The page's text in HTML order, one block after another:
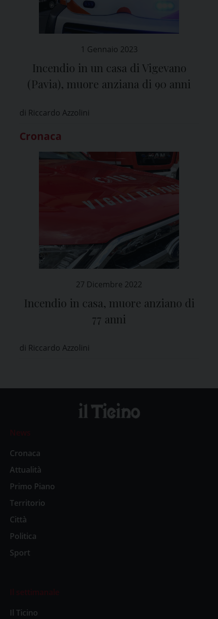
1 Gennaio 2023
Incendio in un casa di Vigevano
(Pavia), muore anziana di 90 anni
di Riccardo Azzolini
Cronaca
27 Dicembre 2022
Incendio in casa, muore anziano di
77 anni
di Riccardo Azzolini
News
Cronaca
Attualità
Primo Piano
Territorio
Città
Politica
Sport
Il settimanale
Il Ticino